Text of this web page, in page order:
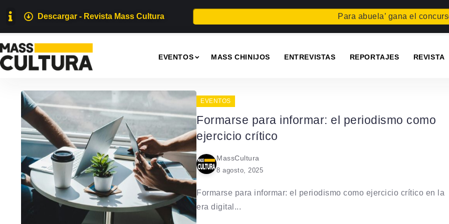
Descargar - Revista Mass Cultura Para abuela’ gana el
EVENTOS MASS CHINIJOS ENTREVISTAS REPORTAJES REVISTA
EVENTOS
Formarse para informar: el periodismo como
ejercicio crítico
MassCultura
8 agosto, 2025
Formarse para informar: el periodismo como ejercicio crítico en la
era digital...